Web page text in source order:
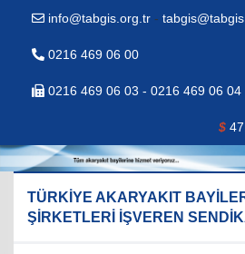
info@tabgis.org.tr -
0216 469 06 00
0216 469 06 03 - 0216 469 06 04
$
TÜRKİYE AKARYAKIT
ŞİRKETLERİ İŞVEREN